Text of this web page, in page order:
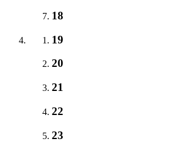
18
19
20
21
22
23